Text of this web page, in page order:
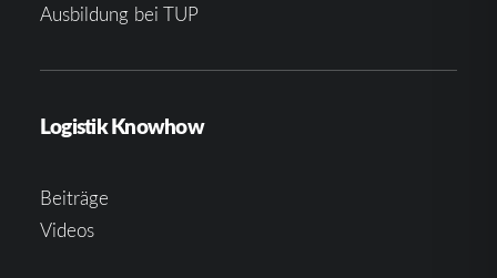
Ausbildung bei TUP
Logistik Knowhow
Beiträge
Videos